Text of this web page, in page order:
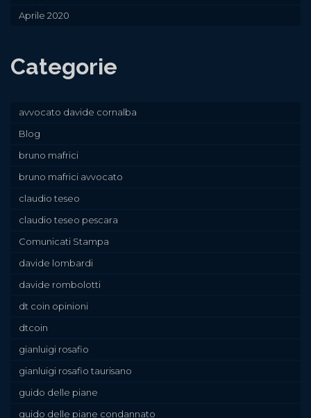
Aprile 2020
Categorie
avvocato davide cornalba
Blog
bruno mafrici
bruno mafrici avvocato
claudio teseo
claudio teseo pescara
Comunicati Stampa
davide lombardi
davide rombolotti
dt coin opinioni
dtcoin
gianluigi rosafio
gianluigi rosafio taurisano
guido delle piane
guido delle piane condannato